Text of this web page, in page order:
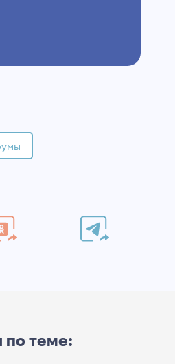
по теме: